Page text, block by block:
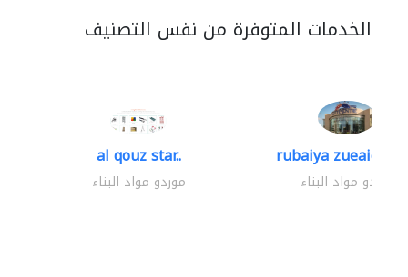
الخدمات المتوفرة من نفس التصنيف
al qouz star..
موردو مواد البناء
rubaiya zueaid
موردو مواد البناء